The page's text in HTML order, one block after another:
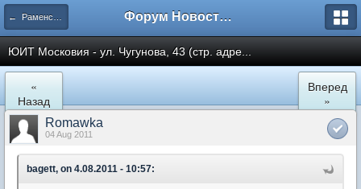
← Раменское Форум Новостройки
ЮИТ Московия - ул. Чугунова, 43 (стр. адре...
«
Назад
Вперед
»
Romawka
04 Aug 2011
bagett, on 4.08.2011 - 10:57: